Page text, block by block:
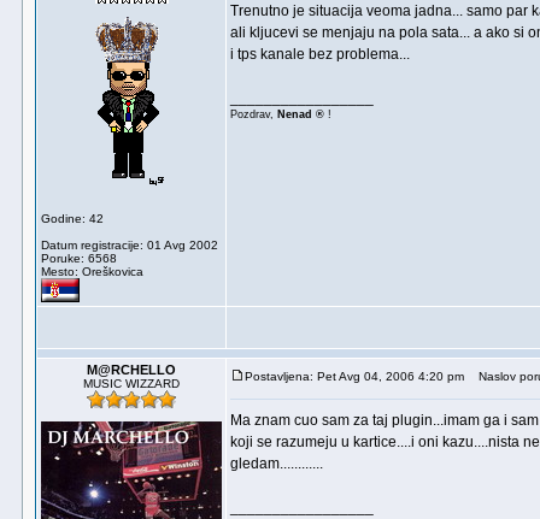
Godine: 42
Datum registracije: 01 Avg 2002
Poruke: 6568
Mesto: Oreškovica
Trenutno je situacija veoma jadna... samo par
ali kljucevi se menjaju na pola sata... a ako si
i tps kanale bez problema...
Pozdrav, Nenad ® !
M@RCHELLO
MUSIC WIZZARD
Postavljena: Pet Avg 04, 2006 4:20 pm Naslov
Ma znam cuo sam za taj plugin...imam ga i
koji se razumeju u kartice....i oni kazu....nista
gledam............